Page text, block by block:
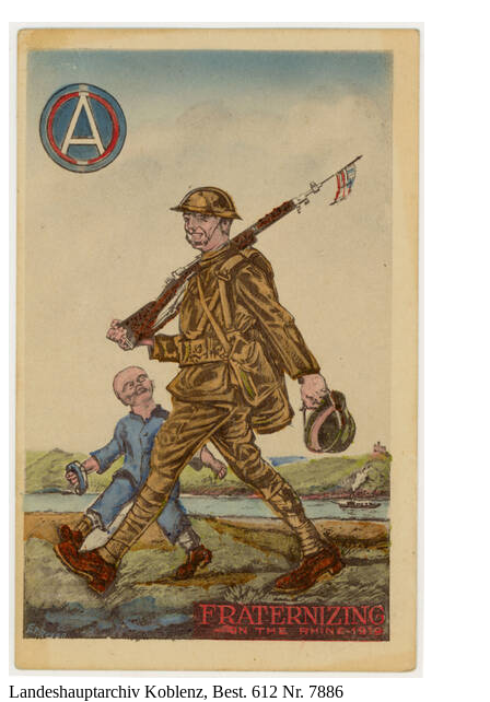
Landeshauptarchiv Koblenz, Best. 612 Nr. 7886